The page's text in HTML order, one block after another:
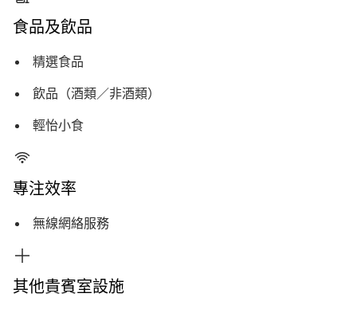
食品及飲品
精選食品
飲品（酒類／非酒類）
輕怡小食
專注效率
無線網絡服務
其他貴賓室設施